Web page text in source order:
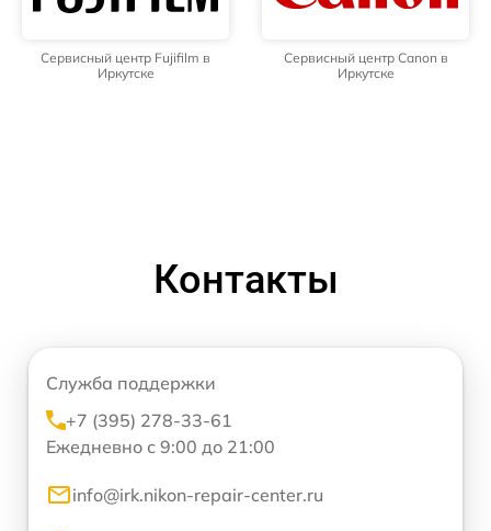
Сервисный центр Fujifilm в
Иркутске
Сервисный центр Canon в
Иркутске
Контакты
Служба поддержки
+7 (395) 278-33-61
Ежедневно с 9:00 до 21:00
info@irk.nikon-repair-center.ru